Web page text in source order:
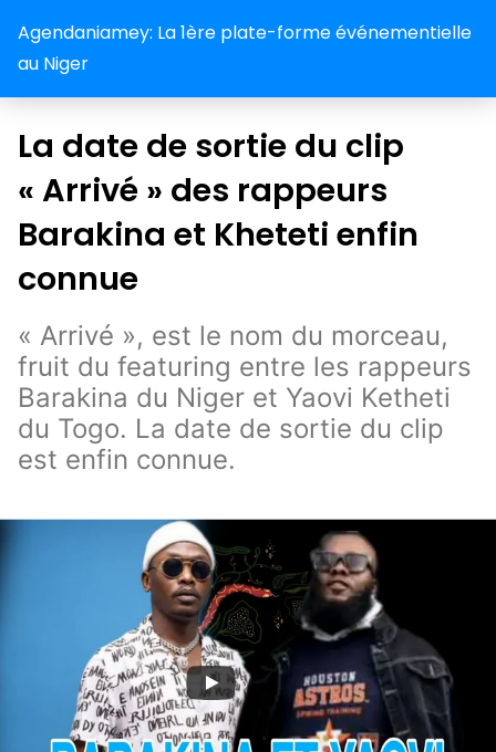
Agendaniamey: La 1ère plate-forme événementielle
au Niger
La date de sortie du clip
« Arrivé » des rappeurs
Barakina et Kheteti enfin
connue
« Arrivé », est le nom du morceau,
fruit du featuring entre les rappeurs
Barakina du Niger et Yaovi Ketheti
du Togo. La date de sortie du clip
est enfin connue.